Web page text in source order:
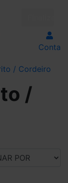
Conta
/ Cordeiro
/